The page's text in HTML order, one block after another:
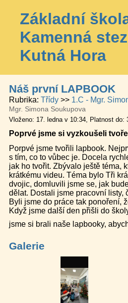
Základní
Kamenná
Kutná Hora
Náš první LAPBOOK
Rubrika Třídy 1.C - Mgr.
Mgr. Simona Soukupova
Vloženo: 17. ledna v 10:34 Platnost do:
Poprvé jsme si vyzkoušeli
Porpvé jsme tvořili lapbook.
s tím, co to vůbec je. Docela
jak ho tvořit. Zbývalo ještě téma,
krátkému videu. Téma bylo Tři
dvojic, domluvili jsme se, jak
dělat. Dostali jsme pracovní listy,
Byli jsme do práce tak ponoření,
Když jsme další den přišli do
jsme si brali naše lapbooky,
Galerie